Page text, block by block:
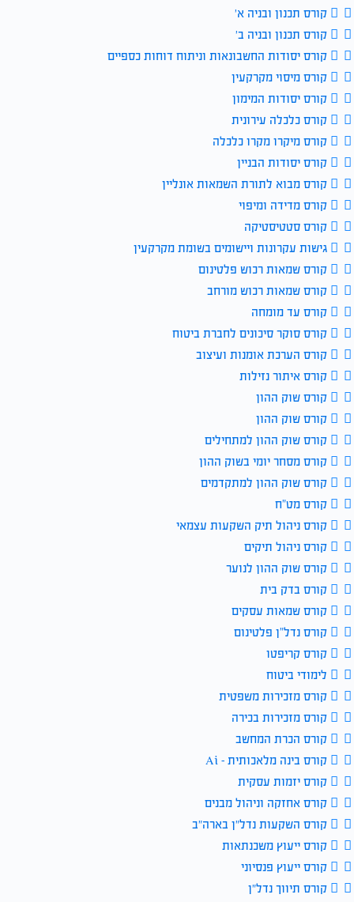
קורס תכנון ובניה א׳
קורס תכנון ובניה ב׳
קורס יסודות החשבונאות וניתוח דוחות כספיים
קורס מיסוי מקרקעין
קורס יסודות המימון
קורס כלכלה עירונית
קורס מיקרו מקרו כלכלה
קורס יסודות הבניין
קורס מבוא לתורת השמאות אונליין
קורס מדידה ומיפוי
קורס סטטיסטיקה
גישות עקרונות ויישומים בשומת מקרקעין
קורס שמאות רכוש פלטינום
קורס שמאות רכוש מורחב
קורס עד מומחה
קורס סוקר סיכונים לחברת ביטוח
קורס הערכת אומנות ועיצוב
קורס איתור נזילות
קורס שוק ההון
קורס שוק ההון
קורס שוק ההון למתחילים
קורס מסחר יומי בשוק ההון
קורס שוק ההון למתקדמים
קורס מט”ח
קורס ניהול תיק השקעות עצמאי
קורס ניהול תיקים
קורס שוק ההון לנוער
קורס בדק בית
קורס שמאות עסקים
קורס נדל”ן פלטינום
קורס קריפטו
לימודי ביטוח
קורס מזכירות משפטית
קורס מזכירות בכירה
קורס הכרת המחשב
קורס בינה מלאכותית – Ai
קורס יזמות עסקית
קורס אחזקה וניהול מבנים
קורס השקעות נדל״ן בארה״ב
קורס ייעוץ משכנתאות
קורס ייעוץ פנסיוני
קורס תיווך נדל״ן